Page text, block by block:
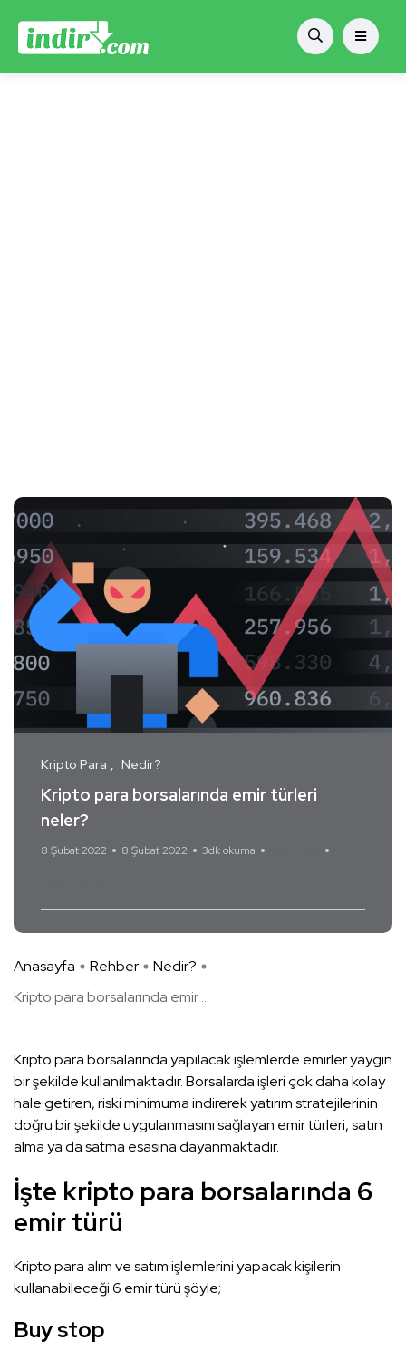
Kripto Para Nedir?
Kripto para borsalarında emir türleri
neler?
8 Şubat 2022 8 Şubat 2022 3dk okuma
Anasayfa Rehber
Nedir?
Kripto para borsalarında emir ...
Kripto para borsalarında yapılacak işlemlerde emirler yaygın
bir şekilde kullanılmaktadır. Borsalarda işleri çok daha kolay
hale getiren, riski minimuma indirerek yatırım stratejilerinin
doğru bir şekilde uygulanmasını sağlayan emir türleri, satın
alma ya da satma esasına dayanmaktadır.
İşte kripto para borsalarında 6
emir türü
Kripto para alım ve satım işlemlerini yapacak kişilerin
kullanabileceği 6 emir türü şöyle;
Buy stop